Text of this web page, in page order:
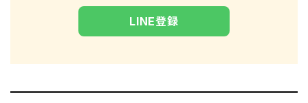
圧入方式で選ぶ
おすすめのグリスガン
LINE登録